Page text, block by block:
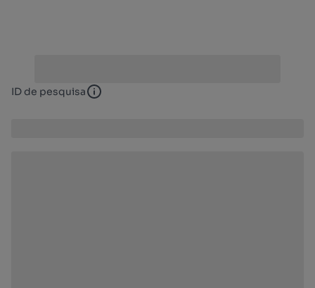
ID de pesquisa ID de pesquisa